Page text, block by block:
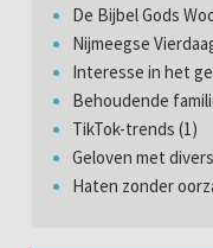
De Bijbel Gods
Nijmeegse
Interesse in het
Behoudende
TikTok-trends (1)
Geloven met
Haten zonder